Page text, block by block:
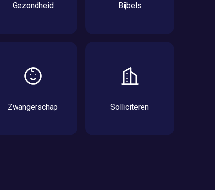
Gezondheid Bijbels
Zwangerschap Solliciteren